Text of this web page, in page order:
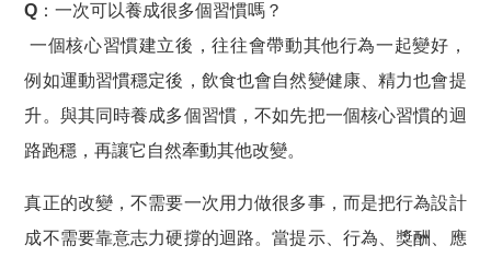
Q：一次可以養成很多個習慣嗎？
一個核心習慣建立後，往往會帶動其他行為一起變好，
例如運動習慣穩定後，飲食也會自然變健康、精力也會提
升。 與其同時養成多個習慣，不如先把一個核心習慣的迴
路跑穩，再讓它自然牽動其他改變。
真正的改變，不需要一次用力做很多事，而是把行為設計
成不需要靠意志力硬撐的迴路。當提示、行為、獎酬、應